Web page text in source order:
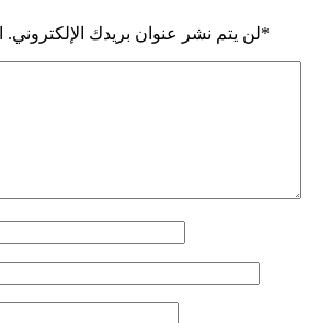
لن يتم نشر عنوان بريدك الإلكتروني.*